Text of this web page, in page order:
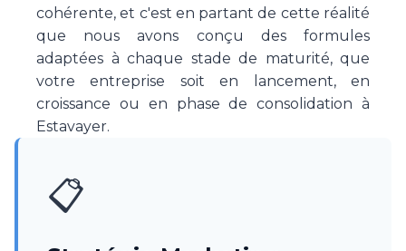
cohérente, et c'est en partant de cette réalité
que nous avons conçu des formules
adaptées à chaque stade de maturité, que
votre entreprise soit en lancement, en
croissance ou en phase de consolidation à
Estavayer.
📋